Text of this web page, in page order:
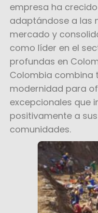
empresa ha
adaptándose a las
mercado y
como líder en el
profundas en
Colombia combina
modernidad para
excepcionales que
positivamente a
comunidades.